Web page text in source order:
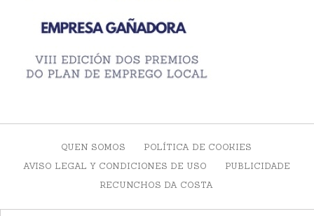
QUEN SOMOS
POLÍTICA DE COOKIES
AVISO LEGAL Y CONDICIONES DE USO
PUBLICIDADE
RECUNCHOS DA COSTA